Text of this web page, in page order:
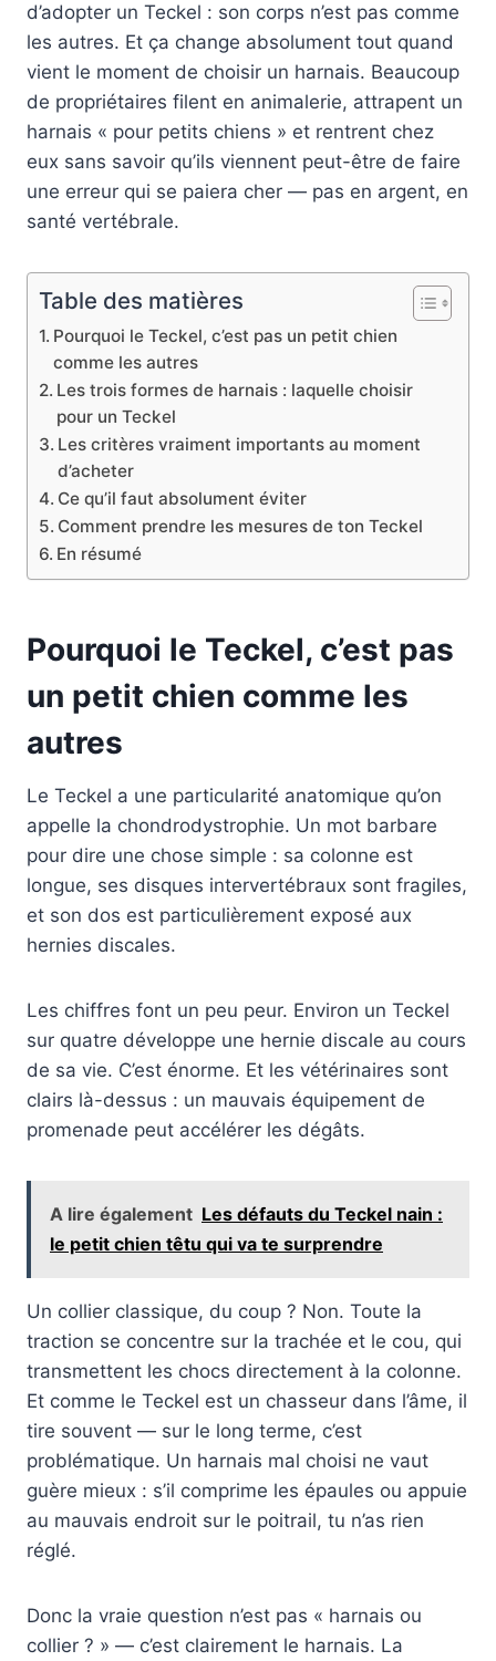
d’adopter un Teckel : son corps n’est pas comme
les autres. Et ça change absolument tout quand
vient le moment de choisir un harnais. Beaucoup
de propriétaires filent en animalerie, attrapent un
harnais « pour petits chiens » et rentrent chez
eux sans savoir qu’ils viennent peut-être de faire
une erreur qui se paiera cher — pas en argent, en
santé vertébrale.
Table des matières
Pourquoi le Teckel, c’est pas un petit chien
comme les autres
Les trois formes de harnais : laquelle choisir
pour un Teckel
Les critères vraiment importants au moment
d’acheter
Ce qu’il faut absolument éviter
Comment prendre les mesures de ton Teckel
En résumé
Pourquoi le Teckel, c’est pas
un petit chien comme les
autres
Le Teckel a une particularité anatomique qu’on
appelle la chondrodystrophie. Un mot barbare
pour dire une chose simple : sa colonne est
longue, ses disques intervertébraux sont fragiles,
et son dos est particulièrement exposé aux
hernies discales.
Les chiffres font un peu peur. Environ un Teckel
sur quatre développe une hernie discale au cours
de sa vie. C’est énorme. Et les vétérinaires sont
clairs là-dessus : un mauvais équipement de
promenade peut accélérer les dégâts.
A lire également Les défauts du Teckel nain :
le petit chien têtu qui va te surprendre
Un collier classique, du coup ? Non. Toute la
traction se concentre sur la trachée et le cou, qui
transmettent les chocs directement à la colonne.
Et comme le Teckel est un chasseur dans l’âme, il
tire souvent — sur le long terme, c’est
problématique. Un harnais mal choisi ne vaut
guère mieux : s’il comprime les épaules ou appuie
au mauvais endroit sur le poitrail, tu n’as rien
réglé.
Donc la vraie question n’est pas « harnais ou
collier ? » — c’est clairement le harnais. La